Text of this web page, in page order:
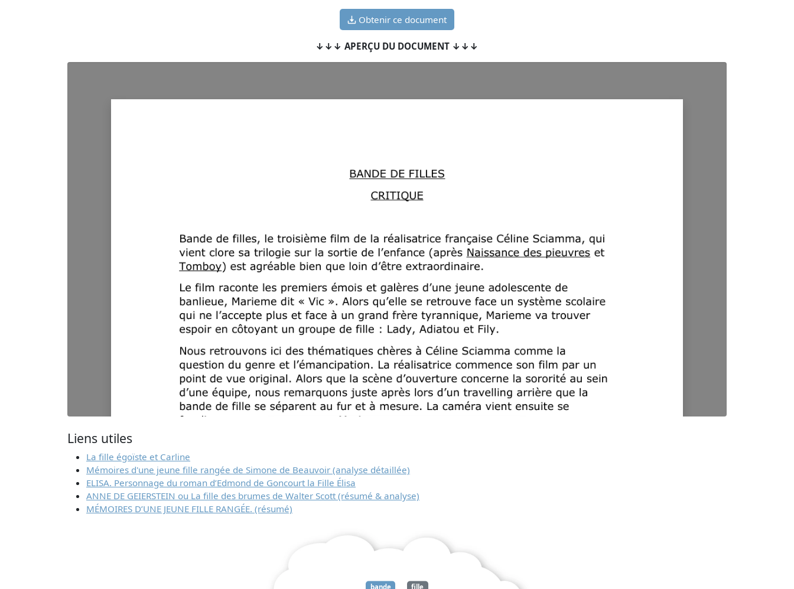
Obtenir ce document
↓↓↓ APERÇU DU DOCUMENT ↓↓↓
Télécharger
document
Liens utiles
La fille égoïste et Carline
Mémoires d'une jeune fille rangée de Simone de Beauvoir (analyse détaillée)
ELISA. Personnage du roman d’Edmond de Goncourt la Fille Élisa
ANNE DE GEIERSTEIN ou La fille des brumes de Walter Scott (résumé & analyse)
MÉMOIRES D’UNE JEUNE FILLE RANGÉE. (résumé)
bande fille